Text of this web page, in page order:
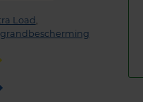
Load ,